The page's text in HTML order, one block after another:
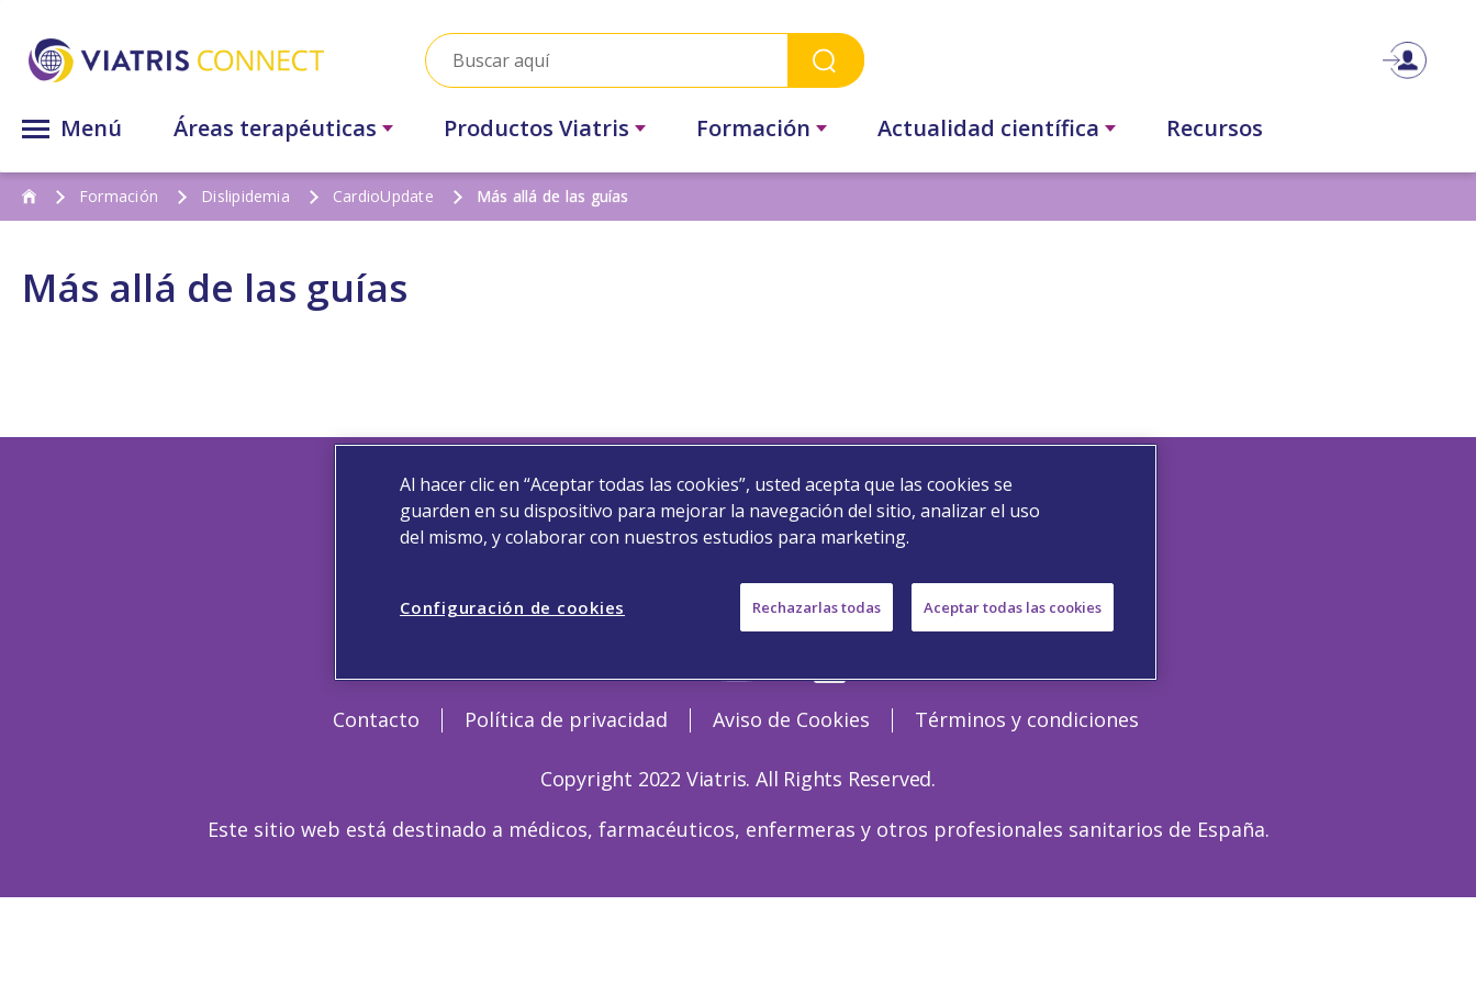
Menú Áreas terapéuticas Productos Viatris Formación Actualidad científica Recursos
Formación Dislipidemia CardioUpdate Más allá de las guías
Más allá de las guías
¡Síguenos!
Contacto Política de privacidad Aviso de Cookies Términos y condiciones
Copyright 2022 Viatris. All Rights Reserved.
Este sitio web está destinado a médicos, farmacéuticos, enfermeras y otros profesionales sanitarios de España.
Al hacer clic en “Aceptar todas las cookies”, usted acepta que las cookies se
guarden en su dispositivo para mejorar la navegación del sitio, analizar el uso
del mismo, y colaborar con nuestros estudios para marketing.
Configuración de cookies Rechazarlas todas Aceptar todas las cookies